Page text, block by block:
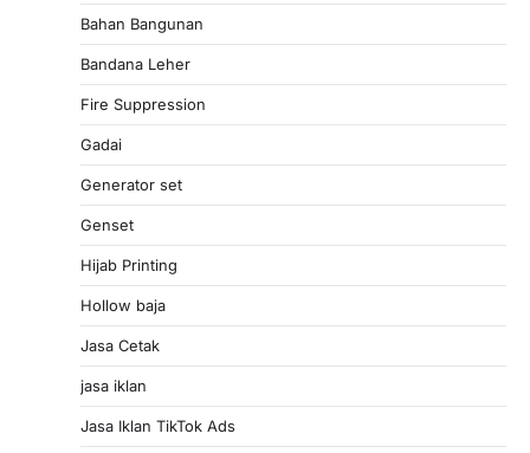
Bahan Bangunan
Bandana Leher
Fire Suppression
Gadai
Generator set
Genset
Hijab Printing
Hollow baja
Jasa Cetak
jasa iklan
Jasa Iklan TikTok Ads